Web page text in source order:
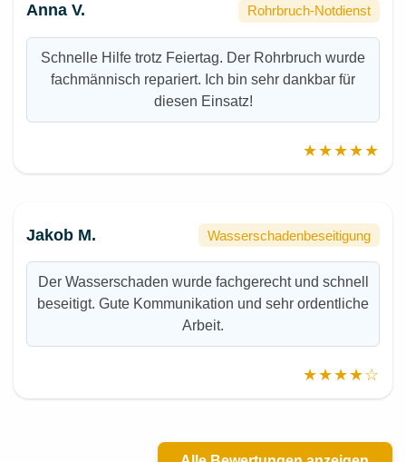
Anna V. Rohrbruch-Notdienst
Schnelle Hilfe trotz Feiertag. Der Rohrbruch wurde
fachmännisch repariert. Ich bin sehr dankbar für
diesen Einsatz!
★★★★★
Jakob M. Wasserschadenbeseitigung
Der Wasserschaden wurde fachgerecht und schnell
beseitigt. Gute Kommunikation und sehr ordentliche
Arbeit.
★★★★☆